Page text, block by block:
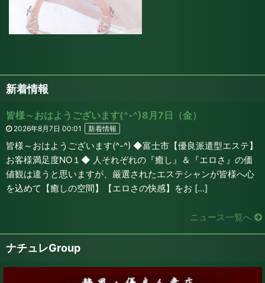
新着情報
皆様～おはようございます(^-^)8月7日（金）
2026年8月7日 00:01 新着情報
皆様～おはようございます(^-^) ◆富士市【優良派遣型エステ】
お客様満足度NO１◆ 人それぞれの『癒し』＆『エロさ』の価
値観は違うと思いますが、厳選されたエステシャンが皆様へ心
を込めて【癒しの空間】【エロさの快感】をお […]
ニュース一覧へ
ナチュレGroup